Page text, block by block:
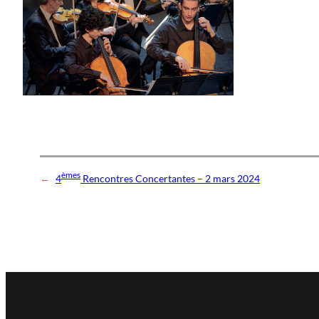
← 4èmes Rencontres Concertantes – 2 mars 2024